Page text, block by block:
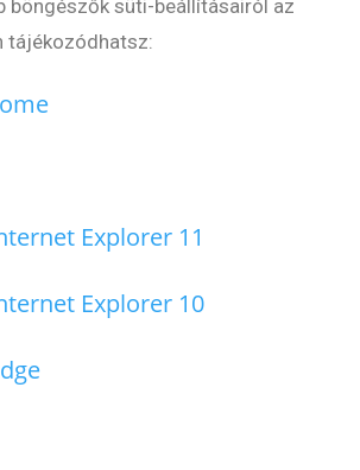
böngészők süti-beállításairól az
tájékozódhatsz:
Explorer 11
Explorer 10